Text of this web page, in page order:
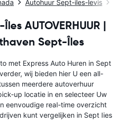
Autohuur Sept-iles-levis
AUTOVERHUUR |
Sept-Îles
met Express Auto Huren in Sept
wij bieden hier U een all-
meerdere autoverhuur
up locatie in en selecteer Uw
eenvoudige real-time overzicht
kunt vergelijken in Sept Iies